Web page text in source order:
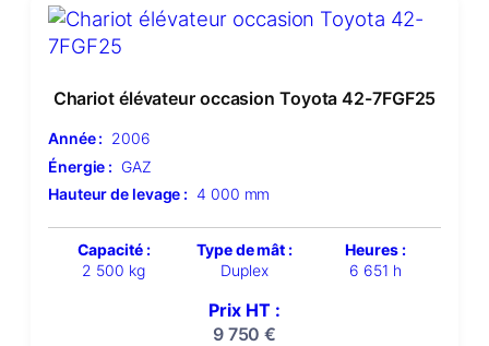
Chariot élévateur occasion Toyota 42-7FGF25
Année : 2006
Énergie : GAZ
Hauteur de levage : 4 000 mm
Capacité :
2 500 kg
Type de mât :
Duplex
Heures :
6 651 h
Prix HT :
9 750€